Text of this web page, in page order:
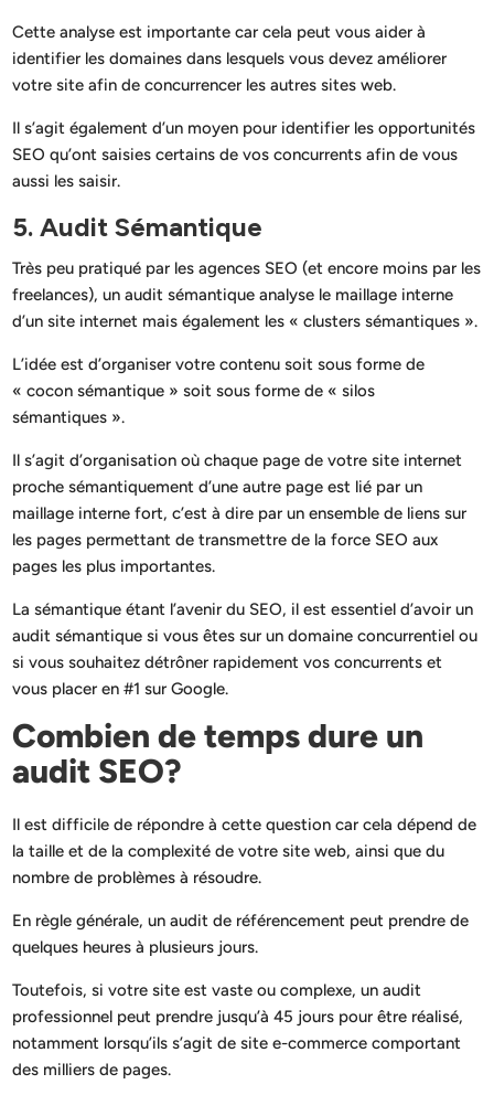
Cette analyse est importante car cela peut vous aider à
identifier les domaines dans lesquels vous devez améliorer
votre site afin de concurrencer les autres sites web.
Il s’agit également d’un moyen pour identifier les opportunités
SEO qu’ont saisies certains de vos concurrents afin de vous
aussi les saisir.
5. Audit Sémantique
Très peu pratiqué par les agences SEO (et encore moins par les
freelances), un audit sémantique analyse le maillage interne
d’un site internet mais également les « clusters sémantiques ».
L’idée est d’organiser votre contenu soit sous forme de
« cocon sémantique » soit sous forme de « silos
sémantiques ».
Il s’agit d’organisation où chaque page de votre site internet
proche sémantiquement d’une autre page est lié par un
maillage interne fort, c’est à dire par un ensemble de liens sur
les pages permettant de transmettre de la force SEO aux
pages les plus importantes.
La sémantique étant l’avenir du SEO, il est essentiel d’avoir un
audit sémantique si vous êtes sur un domaine concurrentiel ou
si vous souhaitez détrôner rapidement vos concurrents et
vous placer en #1 sur Google.
Combien de temps dure un
audit SEO?
Il est difficile de répondre à cette question car cela dépend de
la taille et de la complexité de votre site web, ainsi que du
nombre de problèmes à résoudre.
En règle générale, un audit de référencement peut prendre de
quelques heures à plusieurs jours.
Toutefois, si votre site est vaste ou complexe, un audit
professionnel peut prendre jusqu’à 45 jours pour être réalisé,
notamment lorsqu’ils s’agit de site e-commerce comportant
des milliers de pages.